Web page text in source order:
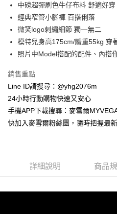
國泰世華商業銀行
臺灣中小企業銀行
匯豐（台灣）商業銀行
聯邦商業銀行
元大商業銀行
玉山商業銀行
台灣樂天信用卡公司
Apple Pay
街口支付
貨到付款
運送方式
全家取貨付款
每筆NT$100，滿NT$599(含以上)免
中磅超彈刷色牛仔布料 舒適好穿
經典窄管小腳褲 百搭俐落
微笑logo刺繡細節 獨一無二
模特兒身高175cm/體重55kg 穿
照片中Model搭配的配件、內搭
銷售重點
Line ID請搜尋：@yhg2076m
24小時行動購物快速又安心
手機APP下載搜尋：麥雪爾
快加入麥雪爾粉絲團，隨時把握最
詳細說明 商品